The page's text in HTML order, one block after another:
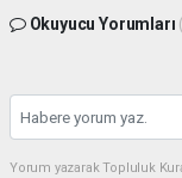
Okuyucu Yorumları
Yorum yazarak Topluluk